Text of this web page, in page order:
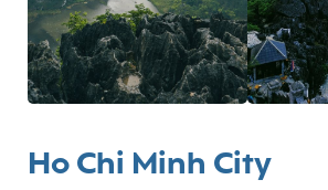
Ho Chi Minh City